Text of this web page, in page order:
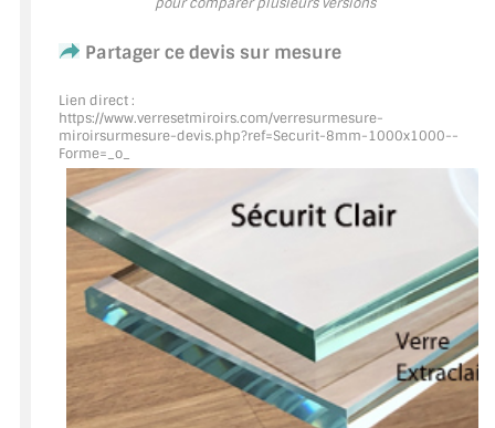
ACCESSOIRES & QUINCAILLERIE
CATALOGUE DE PROFILS ET FIXATION DU
VERRE
LES FIXATIONS POUR MIROIR
LES PROFILS PAROI DE VERRE
VITRINE EN VERRE
CONNECTEURS ET ASSEMBLAGE DE VERRES
PLATS ET CORNIÈRES
LES CHARNIÈRES DE PORTE EN VERRE
Partager ce devis sur mesure
Lien direct :
https://www.verresetmiroirs.com/verresurmesure-
miroirsurmesure-devis.php?ref=Securit-8mm-1000x1000--
Forme=_o_